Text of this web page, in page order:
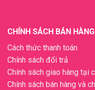
CHÍNH SÁCH BÁN HÀNG
Cách thức thanh toán
Chính sách đổi trả
Chính sách giao hàng tại
Chính sách bán hàng và